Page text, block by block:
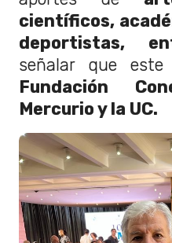
científicos,
deportistas,
señalar que
Fundación
Mercurio y la UC.